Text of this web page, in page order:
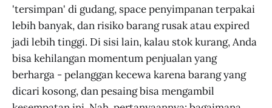
'tersimpan' di gudang, space penyimpanan terpakai
lebih banyak, dan risiko barang rusak atau expired
jadi lebih tinggi. Di sisi lain, kalau stok kurang, Anda
bisa kehilangan momentum penjualan yang
berharga - pelanggan kecewa karena barang yang
dicari kosong, dan pesaing bisa mengambil